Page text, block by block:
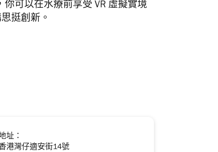
可以在水療前享受 VR 虛擬實境
挺創新。
址：
港灣仔適安街14號